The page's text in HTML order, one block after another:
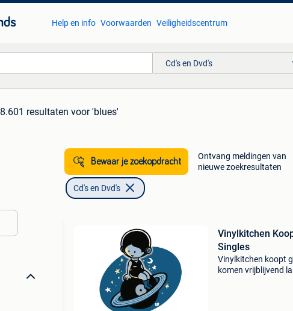
Help en info Voorwaarden Veiligheidscentrum
Cd's en Dvd's
8.601 resultaten voor 'blues'
Bewaar je zoekopdracht
Ontvang meldingen van
nieuwe zoekresultaten
Cd's en Dvd's
Vinylkitchen
Singles
Vinylkitchen koopt
komen vrijblijvend